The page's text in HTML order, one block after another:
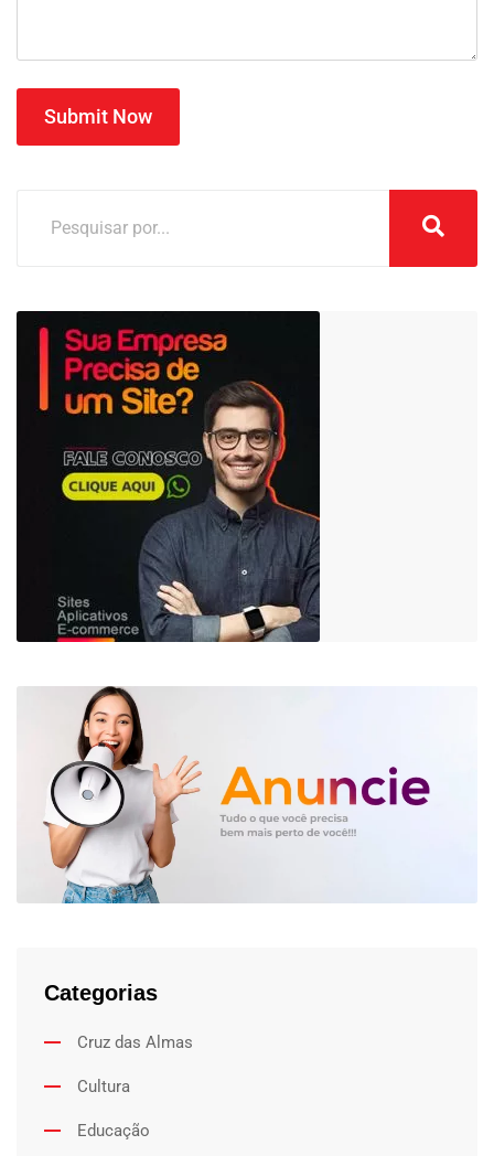
Submit Now
Categorias
Cruz das Almas
Cultura
Educação